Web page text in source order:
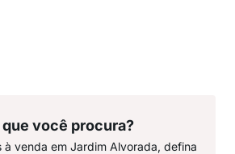
que você procura?
à venda em Jardim Alvorada, defina